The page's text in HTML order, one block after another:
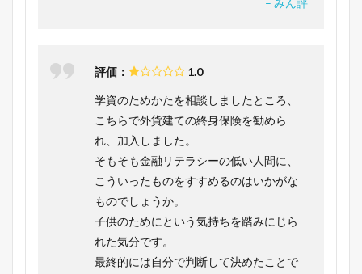
– みん評
評価： 1.0
学資のためかたを相談しましたところ、
こちらで外貨建ての終身保険を勧めら
れ、加入しました。
そもそも金融リテラシーの低い人間に、
こういったものをすすめるのはいかがな
ものでしょうか。
子供のためにという気持ちを踏みにじら
れた気分です。
最終的には自分で判断して決めたことで